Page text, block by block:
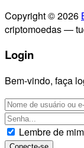
Copyright © 2026
criptomoedas —
Login
Bem-vindo, faça
Lembre de mim